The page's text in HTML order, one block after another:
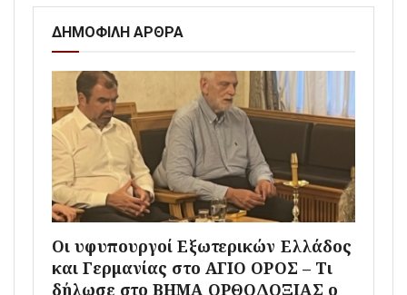
ΔΗΜΟΦΙΛΗ ΑΡΘΡΑ
Οι υφυπουργοί Εξωτερικών Ελλάδος
και Γερμανίας στο ΑΓΙΟ ΟΡΟΣ – Τι
δήλωσε στο ΒΗΜΑ ΟΡΘΟΔΟΞΙΑΣ ο